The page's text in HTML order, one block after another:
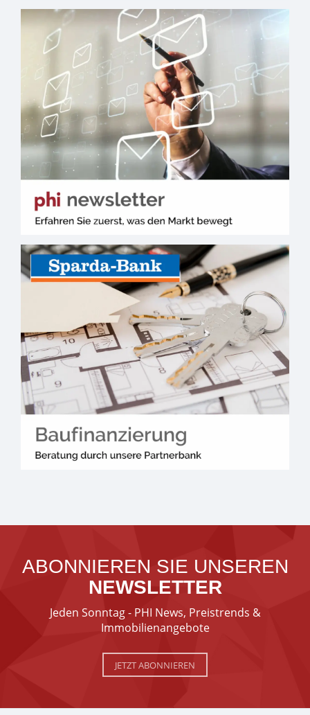
ABONNIEREN SIE UNSEREN
NEWSLETTER
Jeden Sonntag - PHI News, Preistrends &
Immobilienangebote
JETZT ABONNIEREN